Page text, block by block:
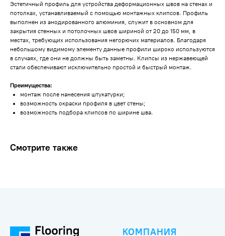
Эстетичный профиль для устройства деформационных швов на стенах и
потолках, устанавливаемый с помощью монтажных клипсов. Профиль
выполнен из анодированного алюминия, служит в основном для
закрытия стенных и потолочных швов шириной от 20 до 150 мм, в
местах, требующих использования негорючих материалов. Благодаря
небольшому видимому элементу данные профили широко используются
в случаях, где они не должны быть заметны. Клипсы из нержавеющей
стали обеспечивают исключительно простой и быстрый монтаж.
Преимущества:
монтаж после нанесения штукатурки;
возможность окраски профиля в цвет стены;
возможность подбора клипсов по ширине шва.
Смотрите также
КОМПАНИЯ